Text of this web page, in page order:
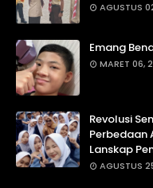
AGUSTUS
Emang
MARET 06,
Revolusi
Perbedaan
Lanskap
AGUSTUS